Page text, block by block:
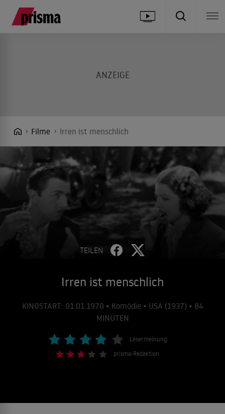
Filme Irren ist menschlich
TEILEN
Irren ist menschlich
KINOSTART: 01.01.1970 • Komödie • USA (1937) • 84
MINUTEN
Lesermeinung
prisma-Redaktion